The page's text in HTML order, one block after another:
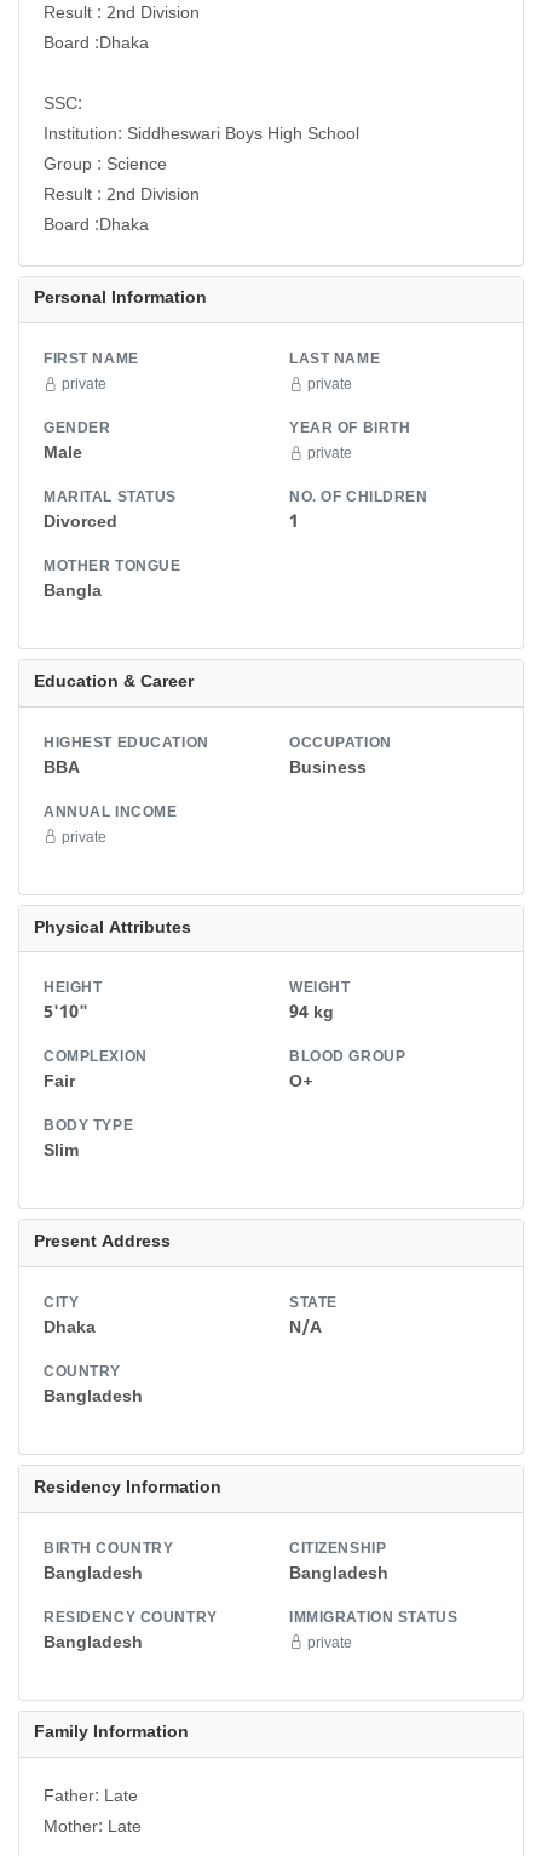
Result : 2nd Division
Board :Dhaka
SSC:
Institution: Siddheswari Boys High School
Group : Science
Result : 2nd Division
Board :Dhaka
Personal Information
FIRST NAME
private
LAST NAME
private
GENDER
Male
YEAR OF BIRTH
private
MARITAL STATUS
Divorced
NO. OF CHILDREN
1
MOTHER TONGUE
Bangla
Education & Career
HIGHEST EDUCATION
BBA
OCCUPATION
Business
ANNUAL INCOME
private
Physical Attributes
HEIGHT
5'10"
WEIGHT
94 kg
COMPLEXION
Fair
BLOOD GROUP
O+
BODY TYPE
Slim
Present Address
CITY
Dhaka
STATE
N/A
COUNTRY
Bangladesh
Residency Information
BIRTH COUNTRY
Bangladesh
CITIZENSHIP
Bangladesh
RESIDENCY COUNTRY
Bangladesh
IMMIGRATION STATUS
private
Family Information
Father: Late
Mother: Late